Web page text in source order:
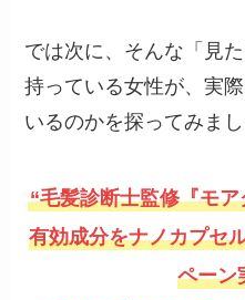
では次に、そんな「見
持っている女性が、実
いるのかを探ってみまし
“毛髪診断士監修『モ
有効成分をナノカプセ
ペーン